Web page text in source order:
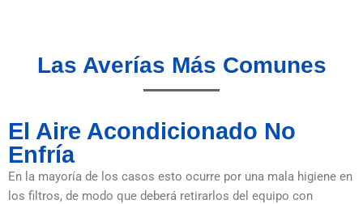
Las Averías Más Comunes
El Aire Acondicionado No
Enfría
En la mayoría de los casos esto ocurre por una mala higiene en
los filtros, de modo que deberá retirarlos del equipo con